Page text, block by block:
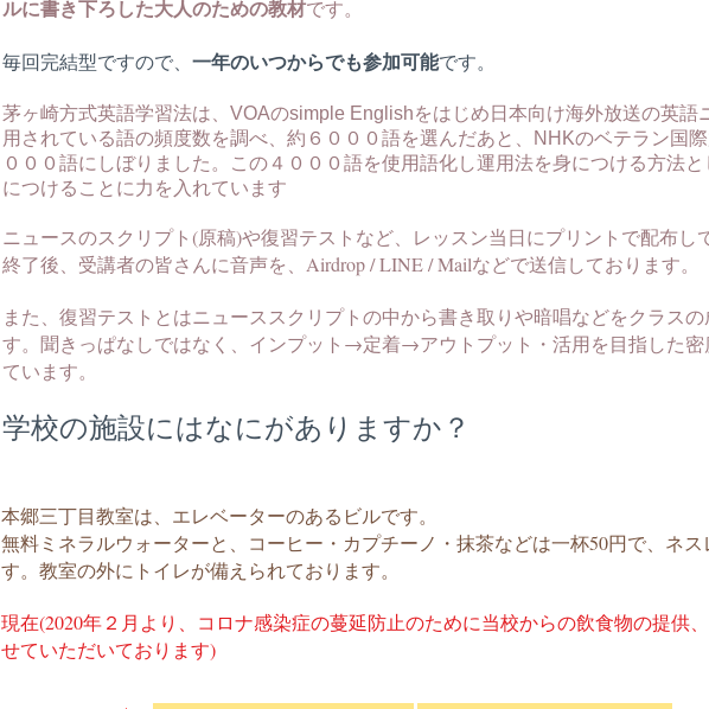
ルに書き下ろした大人のための教材です。
毎回完結型ですので、 一年のいつからでも参加可能です。
茅ヶ崎方式英語学習法は、VOAのsimple Englishをはじめ日本向け海外放送の英語
用されている語の頻度数を調べ、約６０００語を選んだあと、NHKのベテラン国
０００語にしぼりました。この４０００語を使用語化し運用法を身につける方法
につけることに力を入れています
ニュースのスクリプト(原稿)や復習テストなど、レッスン当日にプリントで配布し
終了後、受講者の皆さんに音声を、Airdrop / LINE / Mailなどで送信しております。
また、復習テストとはニューススクリプトの中から書き取りや暗唱などをクラス
す。聞きっぱなしではなく、インプット→定着→アウトプット・活用を目指した密
ています。
学校の施設にはなにがありますか？
本郷三丁目教室は、​エレベーターのあるビルです。
無料ミネラルウォーターと、コーヒー・カプチーノ・抹茶などは一杯50円で、ネ
す。教室の外にトイレが備えられております。
現在(2020年２月より、コロナ感染症の蔓延防止のために当校からの飲食物の提供
せていただいております)